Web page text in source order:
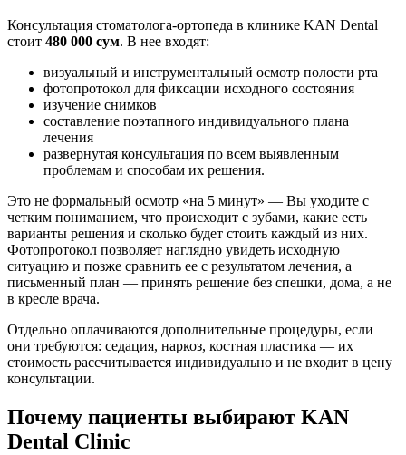
Консультация стоматолога-ортопеда в клинике KAN Dental
стоит 480 000 сум. В нее входят:
визуальный и инструментальный осмотр полости рта
фотопротокол для фиксации исходного состояния
изучение снимков
составление поэтапного индивидуального плана
лечения
развернутая консультация по всем выявленным
проблемам и способам их решения.
Это не формальный осмотр «на 5 минут» — Вы уходите с
четким пониманием, что происходит с зубами, какие есть
варианты решения и сколько будет стоить каждый из них.
Фотопротокол позволяет наглядно увидеть исходную
ситуацию и позже сравнить ее с результатом лечения, а
письменный план — принять решение без спешки, дома, а не
в кресле врача.
Отдельно оплачиваются дополнительные процедуры, если
они требуются: седация, наркоз, костная пластика — их
стоимость рассчитывается индивидуально и не входит в цену
консультации.
Почему пациенты выбирают KAN
Dental Clinic